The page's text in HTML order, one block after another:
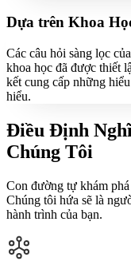
Dựa trên Khoa
Các câu hỏi sàng lọc
khoa học đã được thiết
kết cung cấp những
hiểu.
Điều Định
Chúng Tôi
Con đường tự khám
Chúng tôi hứa sẽ là
hành trình của bạn.